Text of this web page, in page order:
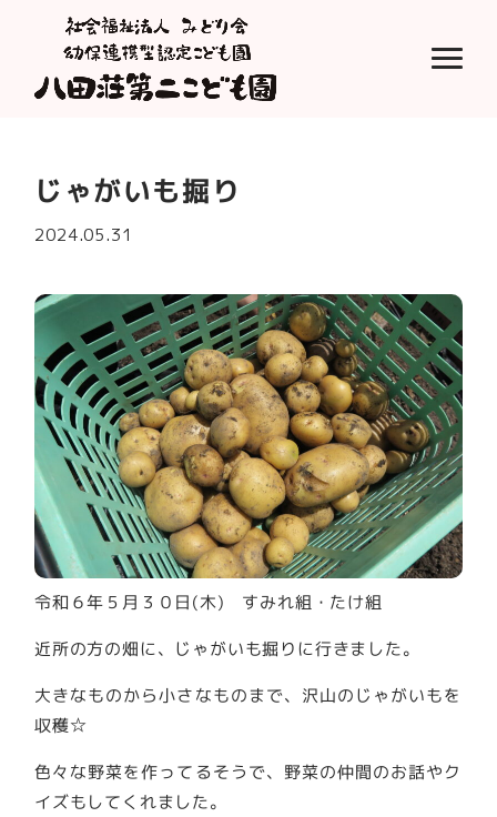
じゃがいも掘り
2024.05.31
令和６年５月３０日(木) すみれ組・たけ組
近所の方の畑に、じゃがいも掘りに行きました。
大きなものから小さなものまで、沢山のじゃがいもを
収穫☆
色々な野菜を作ってるそうで、野菜の仲間のお話やク
イズもしてくれました。